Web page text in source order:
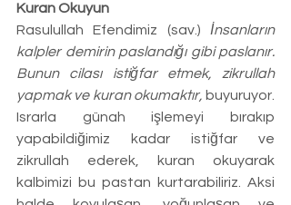
Kuran Okuyun
Rasulullah Efendimiz (sav.) İnsanların
kalpler demirin paslandığı gibi paslanır.
Bunun cilası istiğfar etmek, zikrullah
yapmak ve kuran okumaktır, buyuruyor.
Israrla günah işlemeyi bırakıp
yapabildiğimiz kadar istiğfar ve
zikrullah ederek, kuran okuyarak
kalbimizi bu pastan kurtarabiliriz. Aksi